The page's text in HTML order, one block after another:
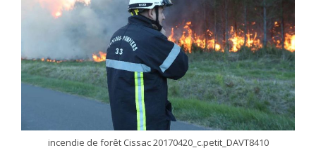
incendie de forêt Cissac 20170420_c.petit_DAVT8410